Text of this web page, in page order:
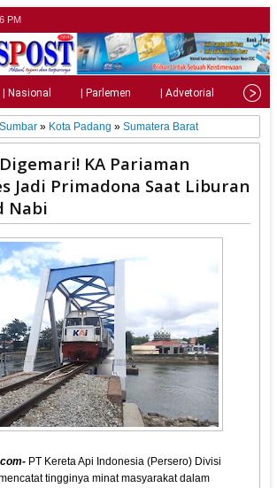
PM
| Nasional | Parlemen | Advetorial |
» Kota Padang »Sumatera Barat
KA Pariaman
Jadi Primadona Saat Liburan
Nabi
PT Kereta Api Indonesia (Persero) Divisi
tingginya minat masyarakat dalam